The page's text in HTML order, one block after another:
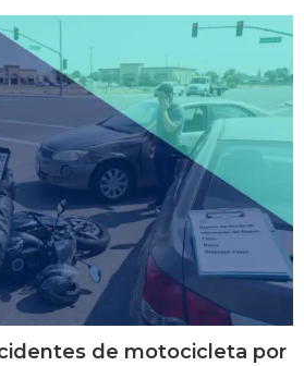
de motocicleta por